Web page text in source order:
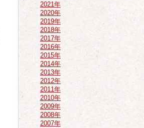
2021年
2020年
2019年
2018年
2017年
2016年
2015年
2014年
2013年
2012年
2011年
2010年
2009年
2008年
2007年